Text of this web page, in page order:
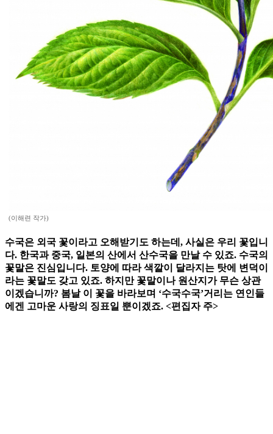
(이해련 작가)
수국은 외국 꽃이라고 오해받기도 하는데, 사실은 우리 꽃입니
다. 한국과 중국, 일본의 산에서 산수국을 만날 수 있죠. 수국의
꽃말은 진심입니다. 토양에 따라 색깔이 달라지는 탓에 변덕이
라는 꽃말도 갖고 있죠. 하지만 꽃말이나 원산지가 무슨 상관
이겠습니까? 봄날 이 꽃을 바라보며 ‘수국수국’거리는 연인들
에겐 고마운 사랑의 징표일 뿐이겠죠. <편집자 주>